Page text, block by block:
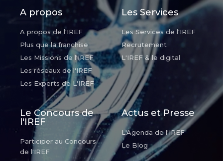
A propos
A propos de l'IREF
Plus que la franchise
Les Missions de l'IREF
Les réseaux de l'IREF
Les Experts de L'IREF
Les Services
Les Services de l'IREF
Recrutement
L'IREF & le digital
Le Concours de
l'IREF
Participer au Concours
de l'IREF
Actus et Presse
L'Agenda de l'IREF
Le Blog